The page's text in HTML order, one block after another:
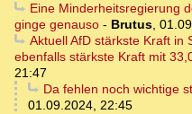
Eine Minderheitsregierung
ginge genauso - Brutus,
Aktuell AfD stärkste Kraft in
ebenfalls stärkste Kraft mit
21:47
Da fehlen noch wichtige
01.09.2024, 22:45